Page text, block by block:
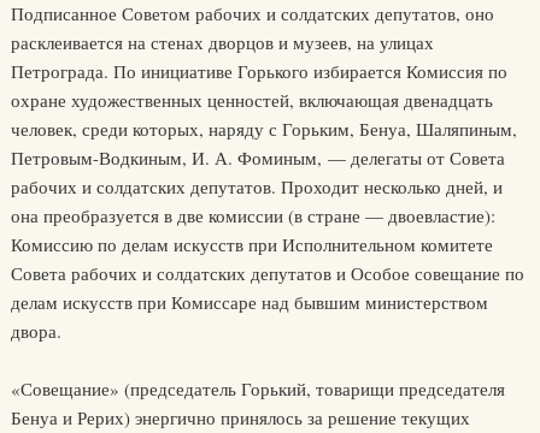
Подписанное Советом рабочих и солдатских депутатов, оно
расклеивается на стенах дворцов и музеев, на улицах
Петрограда. По инициативе Горького избирается Комиссия по
охране художественных ценностей, включающая двенадцать
человек, среди которых, наряду с Горьким, Бенуа, Шаляпиным,
Петровым-Водкиным, И. А. Фоминым, — делегаты от Совета
рабочих и солдатских депутатов. Проходит несколько дней, и
она преобразуется в две комиссии (в стране — двоевластие):
Комиссию по делам искусств при Исполнительном комитете
Совета рабочих и солдатских депутатов и Особое совещание по
делам искусств при Комиссаре над бывшим министерством
двора.
«Совещание» (председатель Горький, товарищи председателя
Бенуа и Рерих) энергично принялось за решение текущих